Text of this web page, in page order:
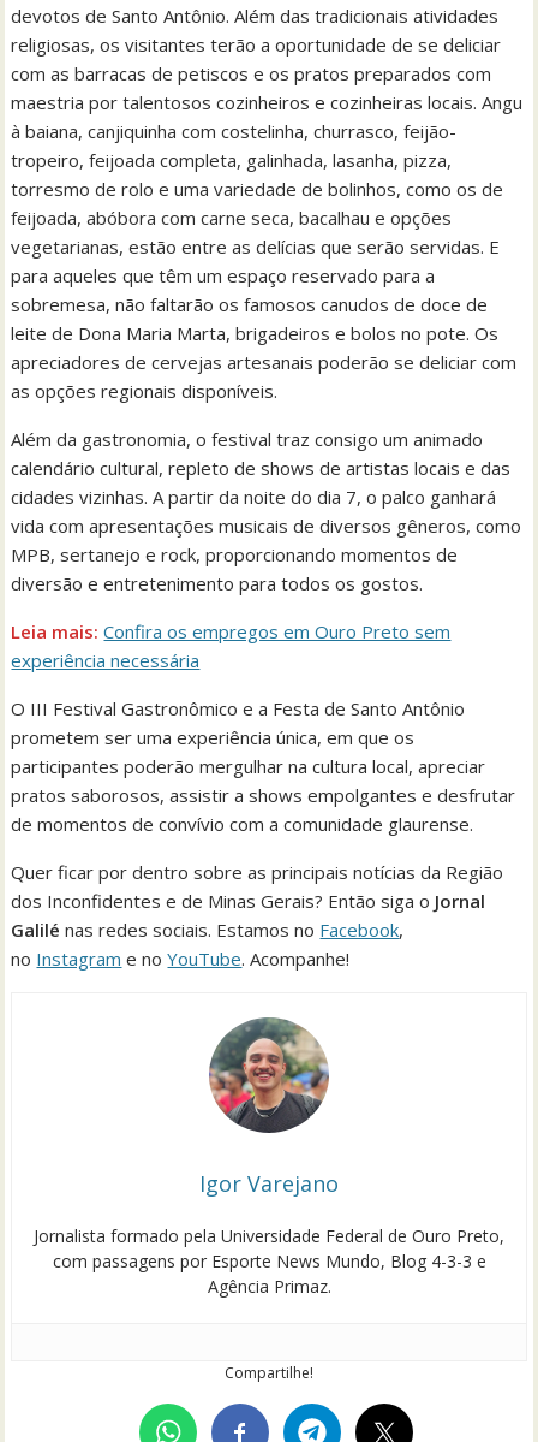
devotos de Santo Antônio. Além das tradicionais atividades
religiosas, os visitantes terão a oportunidade de se deliciar
com as barracas de petiscos e os pratos preparados com
maestria por talentosos cozinheiros e cozinheiras locais. Angu
à baiana, canjiquinha com costelinha, churrasco, feijão-
tropeiro, feijoada completa, galinhada, lasanha, pizza,
torresmo de rolo e uma variedade de bolinhos, como os de
feijoada, abóbora com carne seca, bacalhau e opções
vegetarianas, estão entre as delícias que serão servidas. E
para aqueles que têm um espaço reservado para a
sobremesa, não faltarão os famosos canudos de doce de
leite de Dona Maria Marta, brigadeiros e bolos no pote. Os
apreciadores de cervejas artesanais poderão se deliciar com
as opções regionais disponíveis.
Além da gastronomia, o festival traz consigo um animado
calendário cultural, repleto de shows de artistas locais e das
cidades vizinhas. A partir da noite do dia 7, o palco ganhará
vida com apresentações musicais de diversos gêneros, como
MPB, sertanejo e rock, proporcionando momentos de
diversão e entretenimento para todos os gostos.
Leia mais: Confira os empregos em Ouro Preto sem
experiência necessária
O III Festival Gastronômico e a Festa de Santo Antônio
prometem ser uma experiência única, em que os
participantes poderão mergulhar na cultura local, apreciar
pratos saborosos, assistir a shows empolgantes e desfrutar
de momentos de convívio com a comunidade glaurense.
Quer ficar por dentro sobre as principais notícias da Região
dos Inconfidentes e de Minas Gerais? Então siga o Jornal
Galilé nas redes sociais. Estamos no Facebook,
no Instagram e noYouTube. Acompanhe!
Igor Varejano
Jornalista formado pela Universidade Federal de Ouro Preto,
com passagens por Esporte News Mundo, Blog 4-3-3 e
Agência Primaz.
Compartilhe!